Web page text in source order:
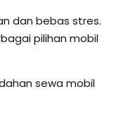
dan bebas stres.
pilihan mobil
sewa mobil